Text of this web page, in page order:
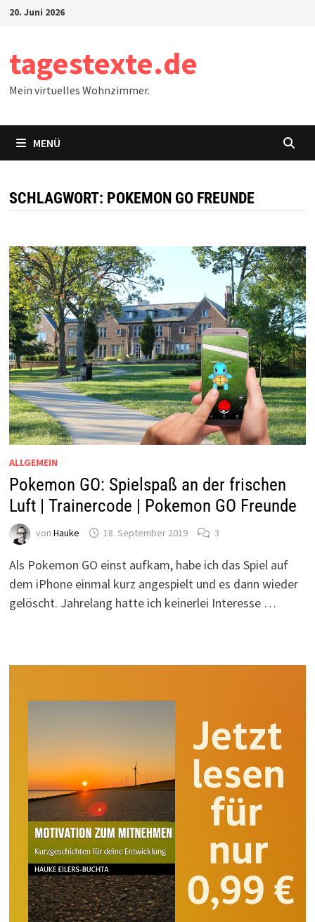
Zum20. Juni 2026
tagestexte.de
Mein virtuelles Wohnzimmer.
MENÜ
SCHLAGWORT: POKEMON GO FREUNDE
ALLGEMEIN
Pokemon GO: Spielspaß an der frischen
Luft | Trainercode | Pokemon GO Freunde
von Hauke 18. September 2019 3
Als Pokemon GO einst aufkam, habe ich das Spiel auf
dem iPhone einmal kurz angespielt und es dann wieder
gelöscht. Jahrelang hatte ich keinerlei Interesse …